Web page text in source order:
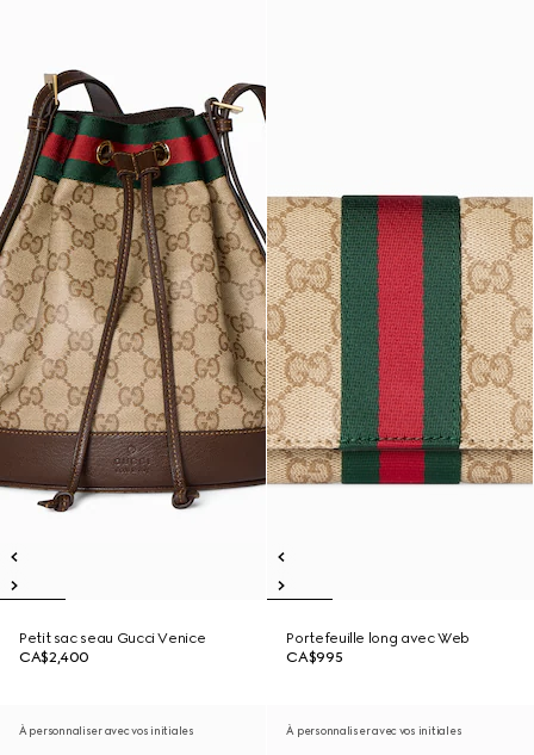
Petit sac seau Gucci Venice
CA$2,400
Portefeuille long avec Web
CA$995
À personnaliser avec vos initiales À personnaliser avec vos initiales